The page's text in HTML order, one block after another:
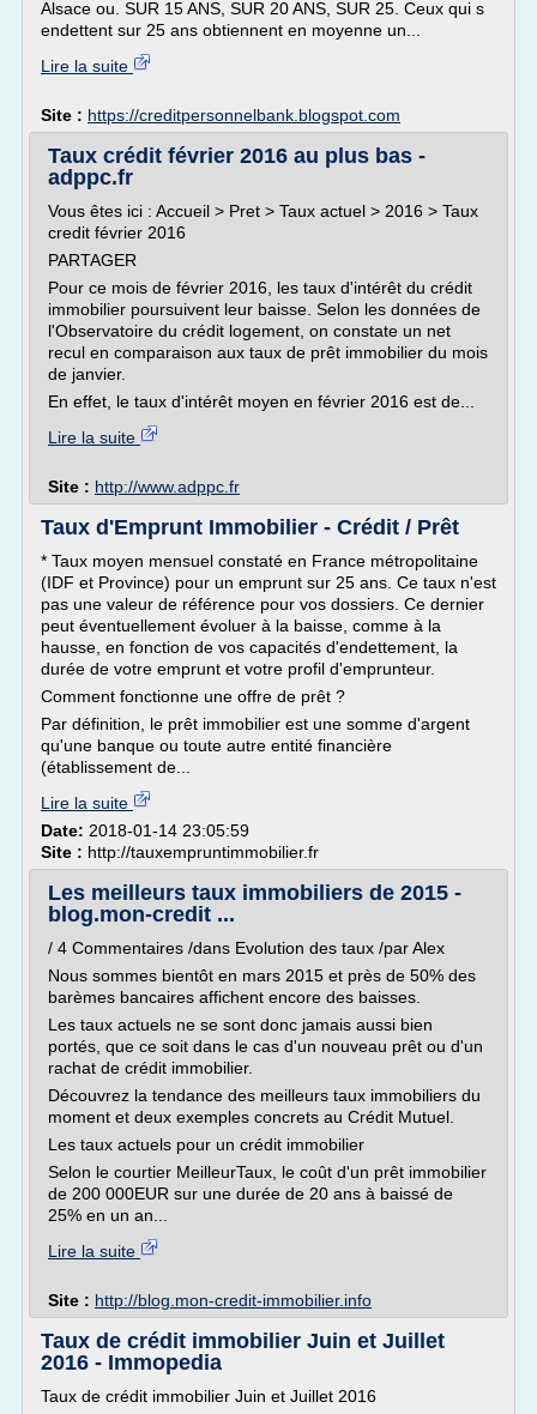
Alsace ou. SUR 15 ANS, SUR 20 ANS, SUR 25. Ceux qui s
endettent sur 25 ans obtiennent en moyenne un...
Lire la suite
Site : https://creditpersonnelbank.blogspot.com
Taux crédit février 2016 au plus bas -
adppc.fr
Vous êtes ici : Accueil > Pret > Taux actuel > 2016 > Taux
credit février 2016
PARTAGER
Pour ce mois de février 2016, les taux d'intérêt du crédit
immobilier poursuivent leur baisse. Selon les données de
l'Observatoire du crédit logement, on constate un net
recul en comparaison aux taux de prêt immobilier du mois
de janvier.
En effet, le taux d'intérêt moyen en février 2016 est de...
Lire la suite
Site : http://www.adppc.fr
Taux d'Emprunt Immobilier - Crédit / Prêt
* Taux moyen mensuel constaté en France métropolitaine
(IDF et Province) pour un emprunt sur 25 ans. Ce taux n'est
pas une valeur de référence pour vos dossiers. Ce dernier
peut éventuellement évoluer à la baisse, comme à la
hausse, en fonction de vos capacités d'endettement, la
durée de votre emprunt et votre profil d'emprunteur.
Comment fonctionne une offre de prêt ?
Par définition, le prêt immobilier est une somme d'argent
qu'une banque ou toute autre entité financière
(établissement de...
Lire la suite
Date: 2018-01-14 23:05:59
Site : http://tauxempruntimmobilier.fr
Les meilleurs taux immobiliers de 2015 -
blog.mon-credit ...
/ 4 Commentaires /dans Evolution des taux /par Alex
Nous sommes bientôt en mars 2015 et près de 50% des
barèmes bancaires affichent encore des baisses.
Les taux actuels ne se sont donc jamais aussi bien
portés, que ce soit dans le cas d'un nouveau prêt ou d'un
rachat de crédit immobilier.
Découvrez la tendance des meilleurs taux immobiliers du
moment et deux exemples concrets au Crédit Mutuel.
Les taux actuels pour un crédit immobilier
Selon le courtier MeilleurTaux, le coût d'un prêt immobilier
de 200 000EUR sur une durée de 20 ans à baissé de
25% en un an...
Lire la suite
Site : http://blog.mon-credit-immobilier.info
Taux de crédit immobilier Juin et Juillet
2016 - Immopedia
Taux de crédit immobilier Juin et Juillet 2016